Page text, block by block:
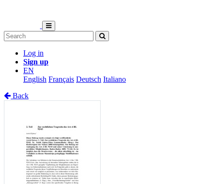
Log in
Sign up
EN
English Français Deutsch Italiano
Back